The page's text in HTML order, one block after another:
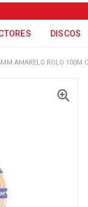
DISCOS
AMARELO ROLO 100M